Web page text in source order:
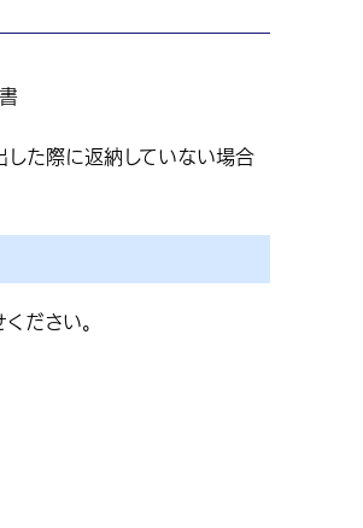
た際に返納していない場合
ださい。